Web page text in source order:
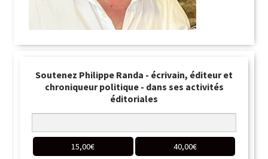
Soutenez Philippe Randa - écrivain, éditeur et
chroniqueur politique - dans ses activités
éditoriales
15,00€ 40,00€